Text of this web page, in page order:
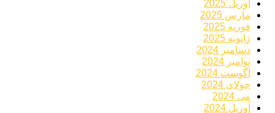
آوریل 2025
مارس 2025
فوریه 2025
ژانویه 2025
دسامبر 2024
نوامبر 2024
آگوست 2024
جولای 2024
می 2024
آوریل 2024